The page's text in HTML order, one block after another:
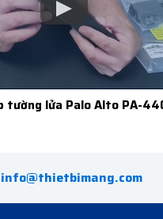
tường lửa Palo Alto PA-
info@thietbimang.com